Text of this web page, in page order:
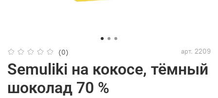
(0) арт. 2209
Semuliki на кокосе, тёмный
шоколад 70 %